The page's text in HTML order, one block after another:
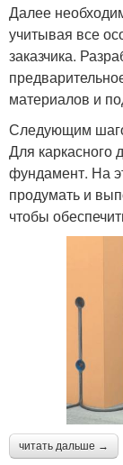
Далее
учитывая все
заказчика.
материалов и
Следующим
Для каркасного
фундамент. На
продумать и
чтобы
читать дальше →